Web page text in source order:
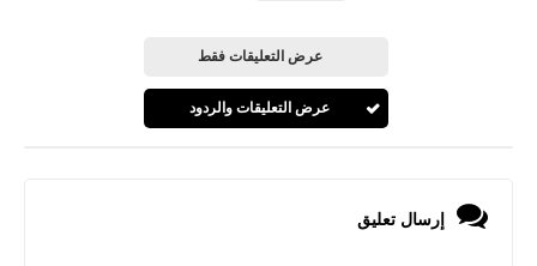
عرض التعليقات فقط
عرض التعليقات والردود
إرسال تعليق